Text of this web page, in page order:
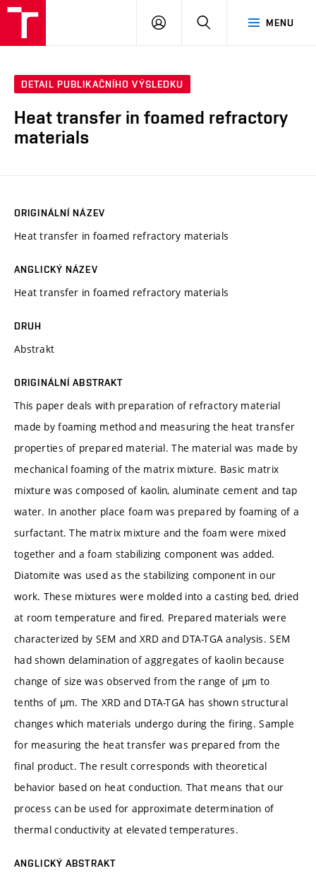
MENU
PŘIHLÁSIT
DETAIL PUBLIKAČNÍHO VÝSLEDKU
Heat transfer in foamed refractory
materials
ORIGINÁLNÍ NÁZEV
Heat transfer in foamed refractory materials
ANGLICKÝ NÁZEV
Heat transfer in foamed refractory materials
DRUH
Abstrakt
ORIGINÁLNÍ ABSTRAKT
This paper deals with preparation of refractory material
made by foaming method and measuring the heat transfer
properties of prepared material. The material was made by
mechanical foaming of the matrix mixture. Basic matrix
mixture was composed of kaolin, aluminate cement and tap
water. In another place foam was prepared by foaming of a
surfactant. The matrix mixture and the foam were mixed
together and a foam stabilizing component was added.
Diatomite was used as the stabilizing component in our
work. These mixtures were molded into a casting bed, dried
at room temperature and fired. Prepared materials were
characterized by SEM and XRD and DTA-TGA analysis. SEM
had shown delamination of aggregates of kaolin because
change of size was observed from the range of µm to
tenths of µm. The XRD and DTA-TGA has shown structural
changes which materials undergo during the firing. Sample
for measuring the heat transfer was prepared from the
final product. The result corresponds with theoretical
behavior based on heat conduction. That means that our
process can be used for approximate determination of
thermal conductivity at elevated temperatures.
ANGLICKÝ ABSTRAKT